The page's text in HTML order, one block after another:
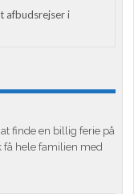
afbudsrejser i
finde en billig ferie på
få hele familien med